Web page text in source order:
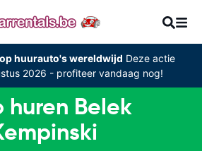
huurauto's wereldwijd Deze actie
2026 - profiteer vandaag nog!
huren Belek